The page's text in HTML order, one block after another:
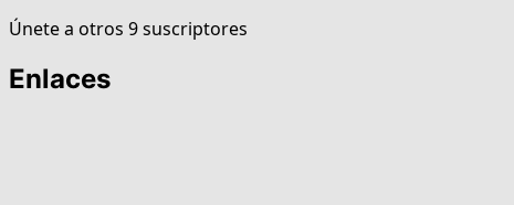
Únete a otros 9 suscriptores
Enlaces